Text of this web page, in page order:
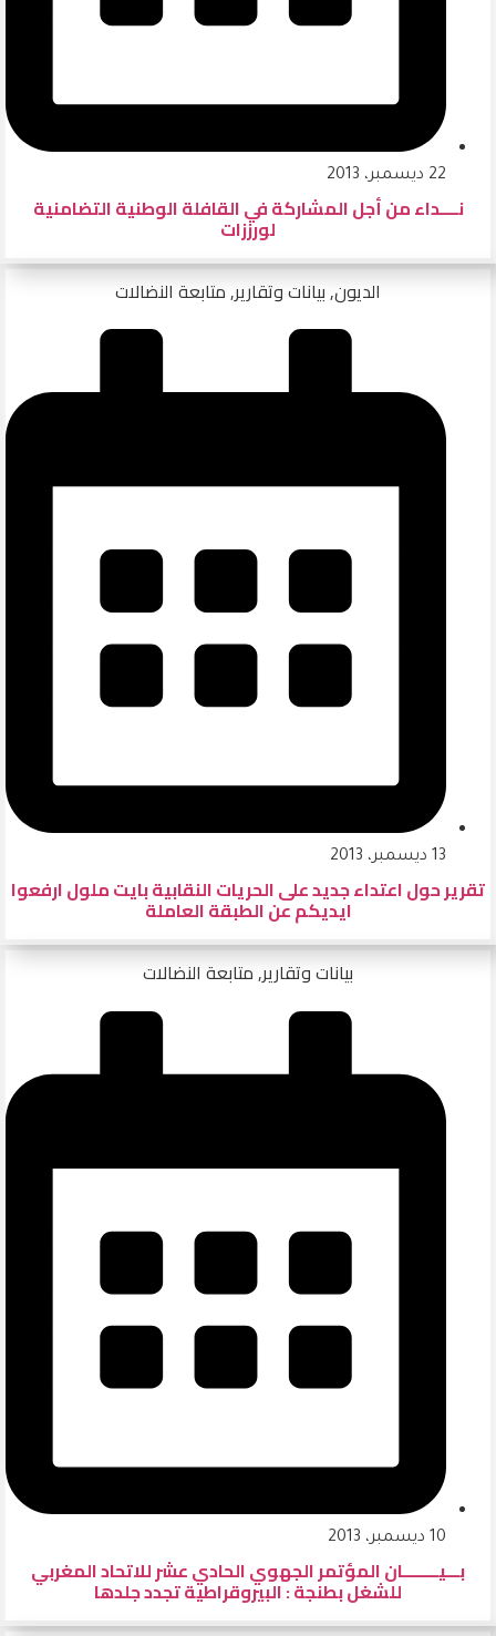
22 ديسمبر، 2013
نــــداء من أجل المشاركة في القافلة الوطنية التضامنية
لورززات
الديون,بيانات وتقارير,متابعة النضالات
13 ديسمبر، 2013
تقرير حول اعتداء جديد على الحريات النقابية بايت ملول ارفعوا
ايديكم عن الطبقة العاملة
بيانات وتقارير,متابعة النضالات
10 ديسمبر، 2013
بـــيــــــــان المؤتمر الجهوي الحادي عشر للاتحاد المغربي
للشغل بطنجة : البيروقراطية تجدد جلدها